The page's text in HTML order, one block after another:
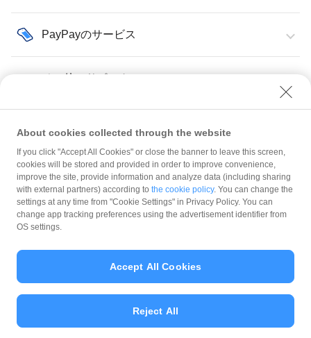
PayPayのサービス
その他・サポート
売上金の入金 入金口座情報
規約
ガイドライン
About cookies collected through the website
If you click "Accept All Cookies" or close the banner to leave this screen,
cookies will be stored and provided in order to improve convenience,
improve the site, provide information and analyze data (including sharing
with external partners) according to the cookie policy. You can change the
settings at any time from "Cookie Settings" in Privacy Policy. You can
change app tracking preferences using the advertisement identifier from
OS settings.
Reject All
Accept All Cookies